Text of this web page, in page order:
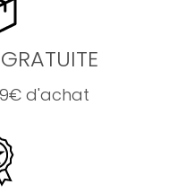
d'achat